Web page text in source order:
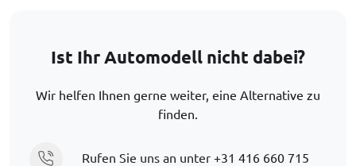
Ist Ihr Automodell nicht dabei?
Wir helfen Ihnen gerne weiter, eine Alternative zu
finden.
Rufen Sie uns an unter +31 416 660 715